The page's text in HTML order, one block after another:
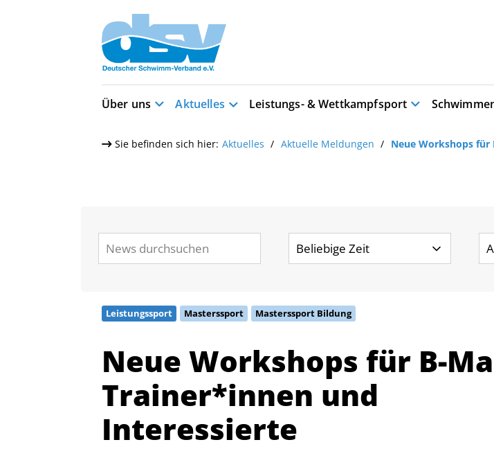
Über uns Aktuelles Leistungs- & Wettkampfsport
Sie befinden sich hier: Aktuelles Aktuelle Meldungen Neue Workshops
Leistungssport Masterssport Masterssport Bildung
Neue Workshops für B-
Trainer*innen und
Interessierte